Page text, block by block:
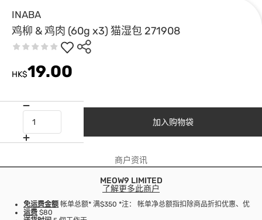
INABA
鸡柳 & 鸡肉 (60g x3) 猫湿包 271908
HK$19.00
加入购物袋
商户资讯
MEOW9 LIMITED
了解更多此商户
免运费金额 帐单总额* 满$350 *注： 帐单净总额指扣除商品折扣优惠、优惠
运费 $80